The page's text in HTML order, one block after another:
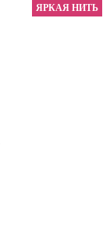
ЯРКАЯ НИТЬ